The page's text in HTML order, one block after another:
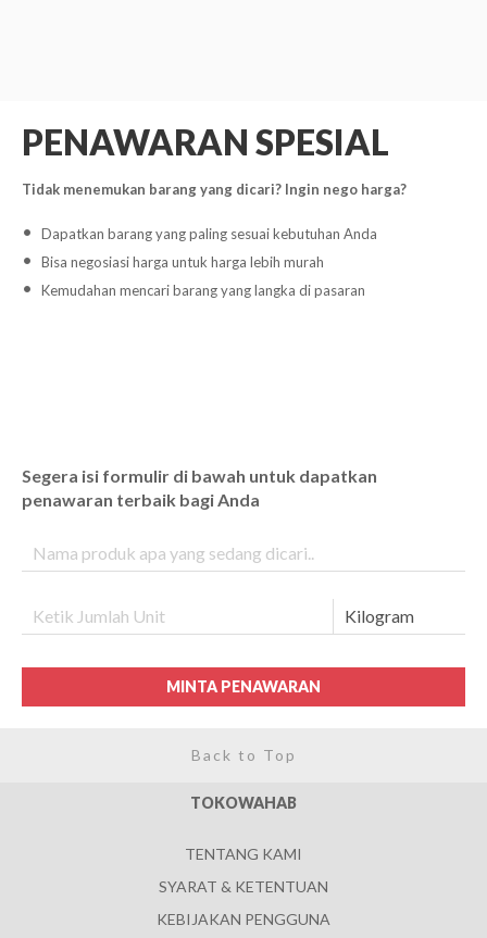
PENAWARAN SPESIAL
Tidak menemukan barang yang dicari? Ingin nego harga?
Dapatkan barang yang paling sesuai kebutuhan Anda
Bisa negosiasi harga untuk harga lebih murah
Kemudahan mencari barang yang langka di pasaran
Segera isi formulir di bawah untuk dapatkan
penawaran terbaik bagi Anda
MINTA PENAWARAN
Back to Top
TOKOWAHAB
TENTANG KAMI
SYARAT & KETENTUAN
KEBIJAKAN PENGGUNA